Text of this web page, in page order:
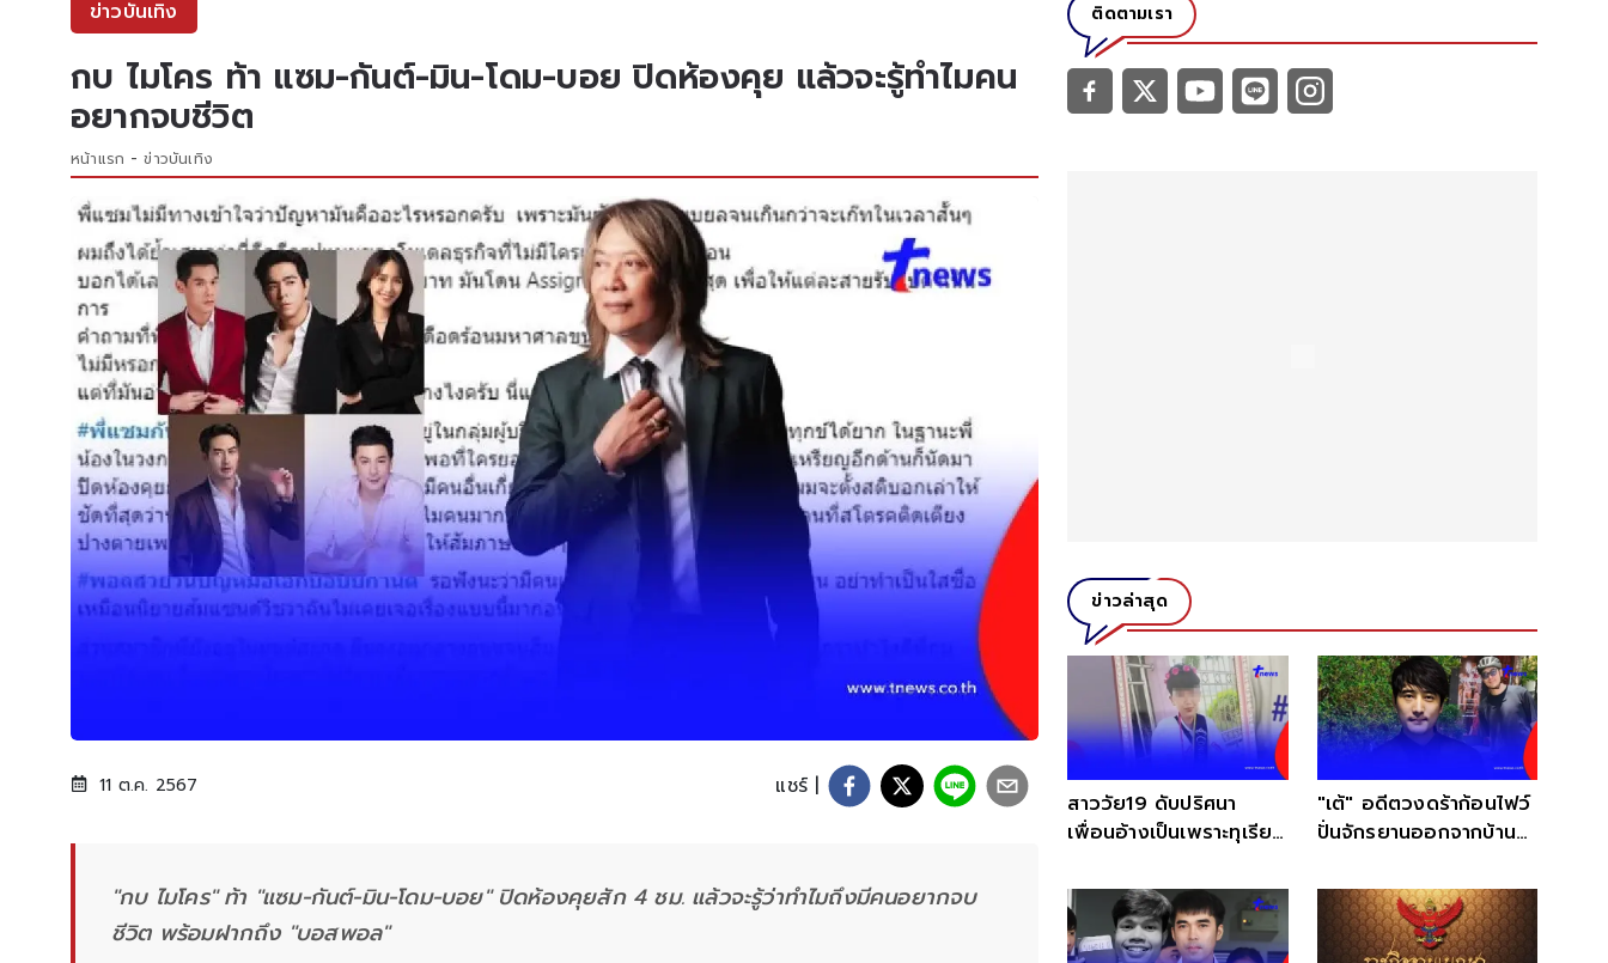
ข่าวบันเทิง
กบ ไมโคร ท้า แซม-กันต์-มิน-โดม-บอย ปิดห้องคุย แล้วจะรู้ทำไมคน
อยากจบชีวิต
หน้าแรก ข่าวบันเทิง
11 ต.ค. 2567 แชร์ |
"กบ ไมโคร" ท้า "แซม-กันต์-มิน-โดม-บอย" ปิดห้องคุยสัก 4 ชม. แล้วจะรู้ว่าทำไมถึงมีคนอยากจบ
ชีวิต พร้อมฝากถึง "บอสพอล"
ติดตามเรา
ข่าวล่าสุด
สาววัย19 ดับปริศนา
เพื่อนอ้างเป็นเพราะทุเรียน
"เต้" อดีตวงดร้าก้อนไฟว์
ปั่นจักรยานออกจากบ้าน